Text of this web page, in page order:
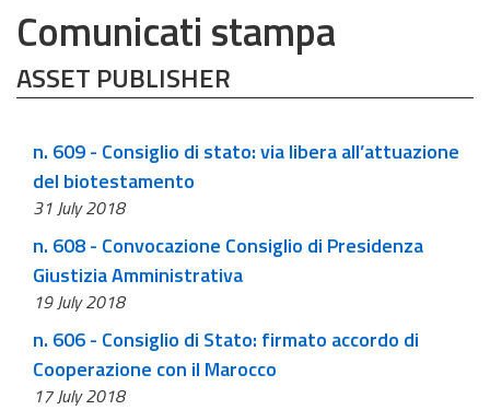
Comunicati stampa
ASSET PUBLISHER
n. 609 - Consiglio di stato: via libera all’attuazione
del biotestamento
31 July 2018
n. 608 - Convocazione Consiglio di Presidenza
Giustizia Amministrativa
19 July 2018
n. 606 - Consiglio di Stato: firmato accordo di
Cooperazione con il Marocco
17 July 2018